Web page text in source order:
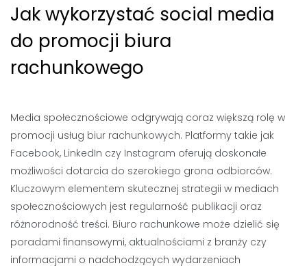
Jak wykorzystać social media
do promocji biura
rachunkowego
Media społecznościowe odgrywają coraz większą rolę w
promocji usług biur rachunkowych. Platformy takie jak
Facebook, LinkedIn czy Instagram oferują doskonałe
możliwości dotarcia do szerokiego grona odbiorców.
Kluczowym elementem skutecznej strategii w mediach
społecznościowych jest regularność publikacji oraz
różnorodność treści. Biuro rachunkowe może dzielić się
poradami finansowymi, aktualnościami z branży czy
informacjami o nadchodzących wydarzeniach